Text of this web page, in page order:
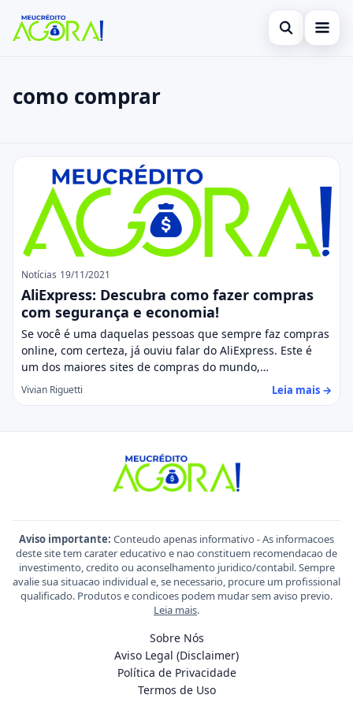
Abrir busca
Finanças
Legal
Buscar no site
Pressione Enter para buscar ou ESC para fechar.
como comprar
como comprar
Notícias 19/11/2021
AliExpress: Descubra como fazer compras
com segurança e economia!
Se você é uma daquelas pessoas que sempre faz compras
online, com certeza, já ouviu falar do AliExpress. Este é
um dos maiores sites de compras do mundo,…
Vivian Riguetti Leia mais →
Aviso importante: Conteudo apenas informativo - As informacoes
deste site tem carater educativo e nao constituem recomendacao de
investimento, credito ou aconselhamento juridico/contabil. Sempre
avalie sua situacao individual e, se necessario, procure um profissional
qualificado. Produtos e condicoes podem mudar sem aviso previo.
Leia mais.
Sobre Nós
Aviso Legal (Disclaimer)
Política de Privacidade
Termos de Uso